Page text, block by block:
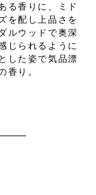
る香りに、ミド
を配し上品さを
ルウッドで奥深
じられるように
した姿で気品漂
香り。